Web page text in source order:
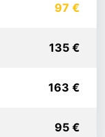
97 €
135 €
163 €
95 €